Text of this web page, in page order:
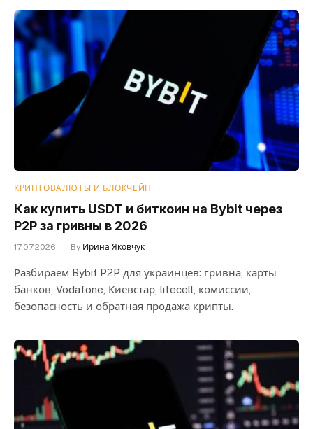
КРИПТОВАЛЮТЫ И БЛОКЧЕЙН
Как купить USDT и биткоин на Bybit через
P2P за гривны в 2026
17.07.2026 By Ирина Яковчук
Разбираем Bybit P2P для украинцев: гривна, карты
банков, Vodafone, Киевстар, lifecell, комиссии,
безопасность и обратная продажа крипты.